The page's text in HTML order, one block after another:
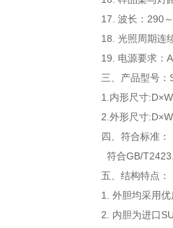
17. 波长：290
18. 光照周期连
19. 电源要求：
三、 产品型号
1.内形尺寸
2.外形尺寸
四、符合标准：
符合GB/
五、 结构特点：
1. 外胆均采用
2. 内胆为进口